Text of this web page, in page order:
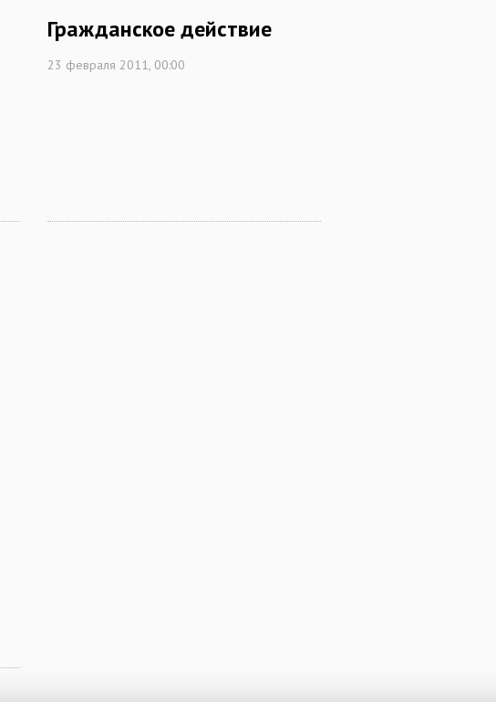
Гражданское действие
23 февраля 2011, 00:00